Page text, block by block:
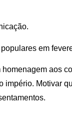
em
aos
império. Motivar